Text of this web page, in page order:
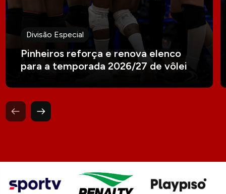
Divisão Especial
Pinheiros reforça e renova elenco
para a temporada 2026/27 de vôlei